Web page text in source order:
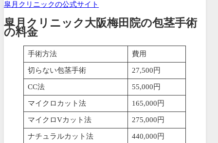
皐月クリニックの公式サイト
皐月クリニック大阪梅田院の包茎手術
の料金
手術方法 費用
切らない包茎手術 27,500円
CC法 55,000円
マイクロカット法 165,000円
マイクロVカット法 275,000円
ナチュラルカット法 440,000円